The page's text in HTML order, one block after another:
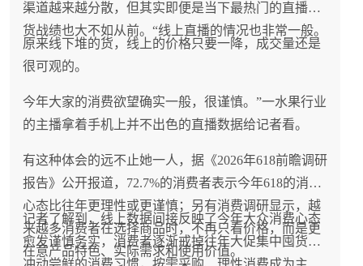
渠道越来越分散，但其实即便是当下最热门的直播带
货战绩也大不如从前。“线上直播的情况也非常一般。
原来线下堆的货，线上的价格只要一降，成交量还是
很可观的。
今年大家的消费欲望确实一般，很谨慎。”一水果行业
的主播拿着手机上并不出色的直播数据给记者看。
有这种体会的远不止她一人，据《2026年618前瞻调研
报告》公开报道，72.7%的消费者表示今年618的消费
心态比往年更理性或更谨慎；另有消费调研显示，越
来越多消费者在选择商品时，不再只看价格，而是更
在意产品特色、实际需求和使用价值。
记者了解到，线上数据间接反映了今年大众消费心态
愈发谨慎务实，消费者逐渐戒掉往年大促集中囤货、